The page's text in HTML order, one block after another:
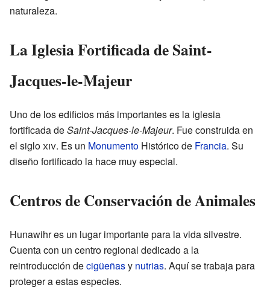
naturaleza.
La Iglesia Fortificada de Saint-
Jacques-le-Majeur
Uno de los edificios más importantes es la iglesia
fortificada deSaint-Jacques-le-Majeur. Fue construida en
el sigloxiv. Es un Monumento Histórico de Francia. Su
diseño fortificado la hace muy especial.
Centros de Conservación de Animales
Hunawihr es un lugar importante para la vida silvestre.
Cuenta con un centro regional dedicado a la
reintroducción decigüeñasy nutrias. Aquí se trabaja para
proteger a estas especies.